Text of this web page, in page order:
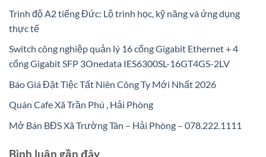
Trình độ A2 tiếng Đức: Lộ trình học, kỹ năng và ứng dụng
thực tế
Switch công nghiệp quản lý 16 cổng Gigabit Ethernet + 4
cổng Gigabit SFP 3Onedata IES6300SL-16GT4GS-2LV
Báo Giá Đặt Tiệc Tất Niên Công Ty Mới Nhất 2026
Quán Cafe Xã Trần Phú , Hải Phòng
Mở Bán BĐS Xã Trường Tân – Hải Phòng – 078.222.1111
Bình luận gần đây